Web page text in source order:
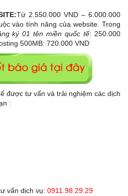
Từ 2.550.000 VND – 6.000.000
vào tính năng của website. Trong
ký 01 tên miền quốc tế: 250.000
500MB: 720.000 VND
được tư vấn và trải nghiệm các dịch
:
vấn dịch vụ: 0911.98.29.29